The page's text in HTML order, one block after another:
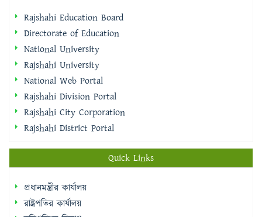
Rajshahi University
National Web Portal
Rajshahi Division Portal
Rajshahi City Corporation
Rajshahi District Portal
Quick Links
প্রধানমন্ত্রীর কার্যালয়
জনপ্রশাসন মন্ত্রণালয়
অর্থ মন্ত্রণালয়